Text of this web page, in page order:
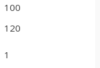
100
120
1